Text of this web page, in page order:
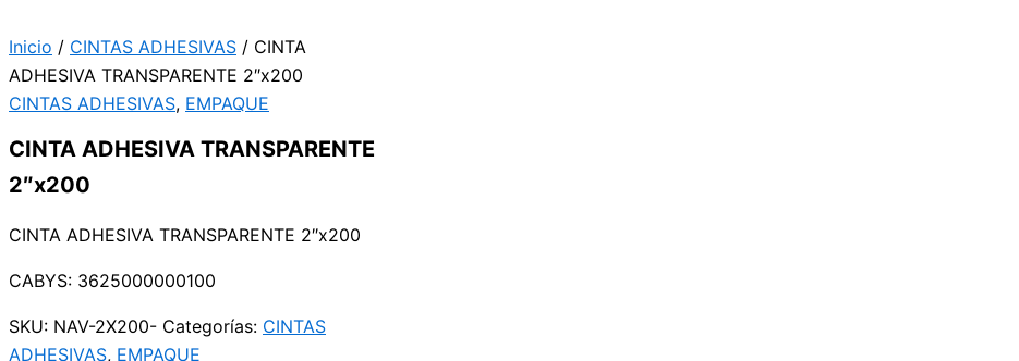
Inicio / CINTAS ADHESIVAS / CINTA
ADHESIVA TRANSPARENTE 2″x200
CINTAS ADHESIVAS, EMPAQUE
CINTA ADHESIVA TRANSPARENTE
2″x200
CINTA ADHESIVA TRANSPARENTE 2″x200
CABYS: 3625000000100
SKU: NAV-2X200- Categorías: CINTAS
ADHESIVAS, EMPAQUE